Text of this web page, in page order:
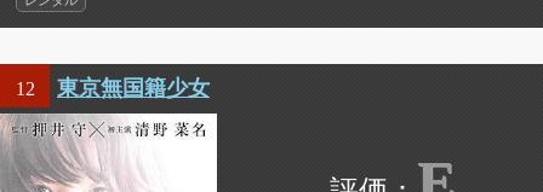
12 東京無国籍少女